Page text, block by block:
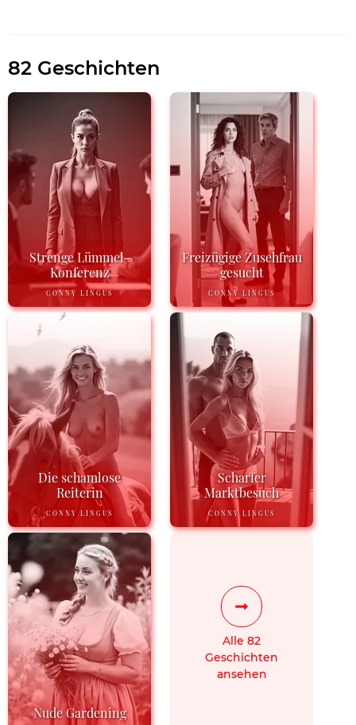
82 Geschichten
Strenge Lümmel-
Konferenz
CONNY LINGUS
Freizügige Zusehfrau
gesucht
CONNY LINGUS
Die schamlose
Reiterin
CONNY LINGUS
Scharfer
Marktbesuch
CONNY LINGUS
Nude Gardening
Alle 82
Geschichten
ansehen